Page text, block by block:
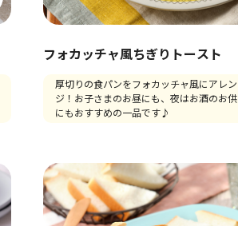
フォカッチャ風ちぎりトースト
厚切りの食パンをフォカッチャ風にアレン
ジ！お子さまのお昼にも、夜はお酒のお供
にもおすすめの一品です♪